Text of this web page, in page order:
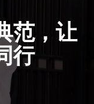
范， 让
行